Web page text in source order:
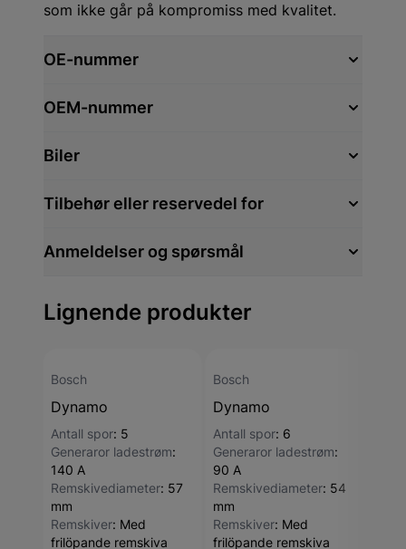
som ikke går på kompromiss med kvalitet.
OE-nummer
OEM-nummer
Biler
Tilbehør eller reservedel for
Anmeldelser og spørsmål
Lignende produkter
Bosch
Dynamo
Antall spor: 5
Generaror ladestrøm:
140 A
Remskivediameter: 57
mm
Remskiver: Med
frilöpande remskiva
Bosch
Dynamo
Antall spor: 6
Generaror ladestrøm:
90 A
Remskivediameter: 54
mm
Remskiver: Med
frilöpande remskiva